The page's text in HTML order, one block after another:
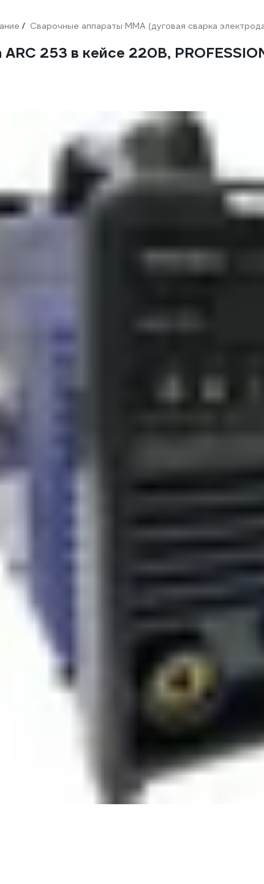
/ Сварочные аппараты ММА (дуговая сварка
253 в кейсе 220В,